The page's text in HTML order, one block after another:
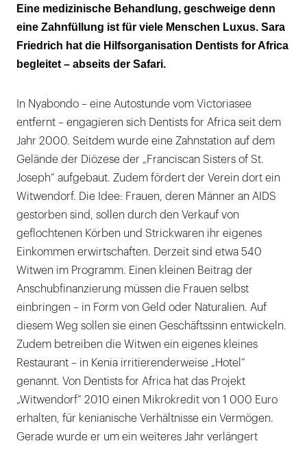
Pateneltern finanzieren Aids-Waisen-
Ausbildung
Deutsche Zahnärzte fahren auf „mobiles“
Info
Kenianische Franziskanernonne im Vorstand
Eine medizinische Behandlung, geschweige denn
eine Zahnfüllung ist für viele Menschen Luxus. Sara
Friedrich hat die Hilfsorganisation Dentists for Africa
begleitet – abseits der Safari.
In Nyabondo – eine Autostunde vom Victoriasee
entfernt – engagieren sich Dentists for Africa seit dem
Jahr 2000. Seitdem wurde eine Zahnstation auf dem
Gelände der Diözese der „Franciscan Sisters of St.
Joseph“ aufgebaut. Zudem fördert der Verein dort ein
Witwendorf. Die Idee: Frauen, deren Männer an AIDS
gestorben sind, sollen durch den Verkauf von
geflochtenen Körben und Strickwaren ihr eigenes
Einkommen erwirtschaften. Derzeit sind etwa 540
Witwen im Programm. Einen kleinen Beitrag der
Anschubfinanzierung müssen die Frauen selbst
einbringen – in Form von Geld oder Naturalien. Auf
diesem Weg sollen sie einen Geschäftssinn entwickeln.
Zudem betreiben die Witwen ein eigenes kleines
Restaurant – in Kenia irritierenderweise „Hotel“
genannt. Von Dentists for Africa hat das Projekt
„Witwendorf“ 2010 einen Mikrokredit von 1 000 Euro
erhalten, für kenianische Verhältnisse ein Vermögen.
Gerade wurde er um ein weiteres Jahr verlängert